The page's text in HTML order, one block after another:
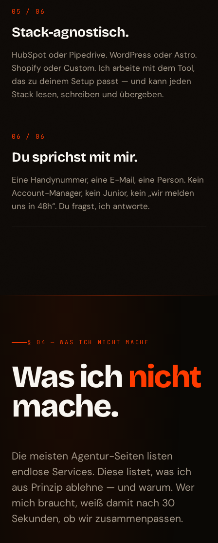
05 / 06
Stack-agnostisch.
HubSpot oder Pipedrive. WordPress oder Astro.
Shopify oder Custom. Ich arbeite mit dem Tool,
das zu deinem Setup passt — und kann jeden
Stack lesen, schreiben und übergeben.
06 / 06
Du sprichst mit mir.
Eine Handynummer, eine E-Mail, eine Person. Kein
Account-Manager, kein Junior, kein „wir melden
uns in 48h“. Du fragst, ich antworte.
§ 04 — WAS ICH NICHT MACHE
Was ich nicht
mache.
Die meisten Agentur-Seiten listen
endlose Services. Diese listet, was ich
aus Prinzip ablehne — und warum. Wer
mich braucht, weiß damit nach 30
Sekunden, ob wir zusammenpassen.